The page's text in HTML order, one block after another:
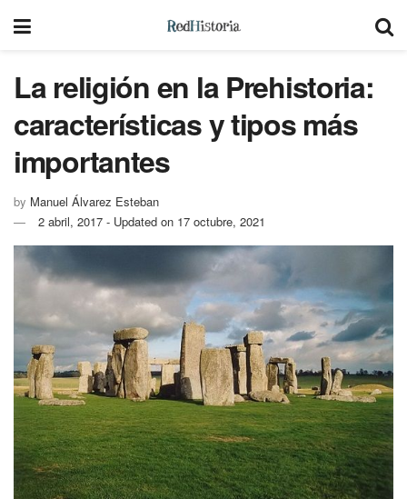
La religión en la Prehistoria:
características y tipos más
importantes
by Manuel Álvarez Esteban
2 abril, 2017 - Updated on 17 octubre, 2021